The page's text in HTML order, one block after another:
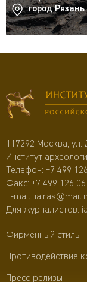
город
117292 Москва, ул.
Институт
Телефон: +7 499
Факс: +7 499 126 06
E-mail:
Для журналистов:
Фирменный стиль
Противодействие
Пресс-релизы